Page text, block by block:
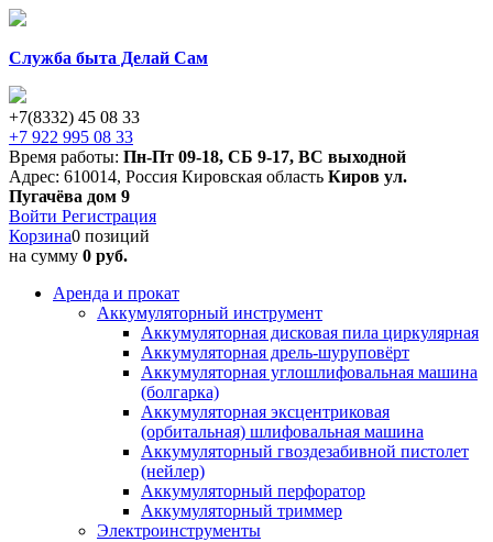
Служба быта Делай Сам
+7(8332) 45 08 33
+7 922 995 08 33
Время работы: Пн-Пт 09-18, СБ 9-17, ВС выходной
Адрес: 610014, Россия Кировская область Киров ул.
Пугачёва дом 9
Войти Регистрация
Корзина0 позиций
на сумму 0 руб.
Аренда и прокат
Аккумуляторный инструмент
Аккумуляторная дисковая пила циркулярная
Аккумуляторная дрель-шуруповёрт
Аккумуляторная углошлифовальная машина
(болгарка)
Аккумуляторная эксцентриковая
(орбитальная) шлифовальная машина
Аккумуляторный гвоздезабивной пистолет
(нейлер)
Аккумуляторный перфоратор
Аккумуляторный триммер
Электроинструменты